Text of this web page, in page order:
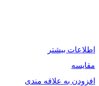
اطلاعات بیشتر
مقایسه
افزودن به علاقه مندی